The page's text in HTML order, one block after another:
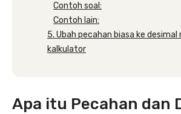
Contoh soal:
Contoh lain:
5. Ubah pecahan biasa ke desimal
kalkulator
Apa itu Pecahan dan